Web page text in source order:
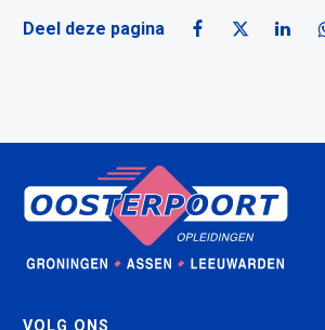
Deel deze pagina
Deel dezeDeel deze
Deel
VOLG ONS